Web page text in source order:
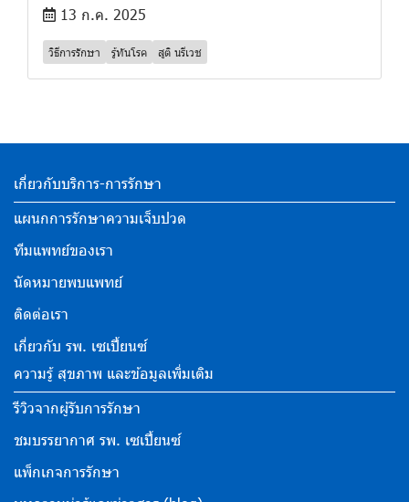
13 ก.ค. 2025
วิธีการรักษา รู้ทันโรค สูติ นรีเวช
เกี่ยวกับบริการ-การรักษา
แผนกการรักษาความเจ็บปวด
ทีมแพทย์ของเรา
นัดหมายพบแพทย์
ติดต่อเรา
เกี่ยวกับ รพ. เซเปี้ยนซ์
ความรู้ สุขภาพ และข้อมูลเพิ่มเติม
รีวิวจากผู้รับการรักษา
ชมบรรยากาศ รพ. เซเปี้ยนซ์
แพ็กเกจการรักษา